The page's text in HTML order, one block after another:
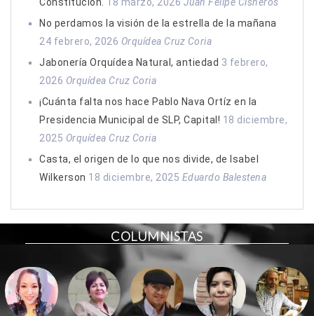
No perdamos la visión de la estrella de la mañana
24 febrero, 2026 Orquídea Cruz Coria
Jabonería Orquídea Natural, antiedad 3 febrero,
2026 Orquídea Cruz Coria
¡Cuánta falta nos hace Pablo Nava Ortíz en la
Presidencia Municipal de SLP, Capital! 18 diciembre,
2025 Orquídea Cruz Coria
Casta, el origen de lo que nos divide, de Isabel
Wilkerson 18 diciembre, 2025 Eduardo Balestena
COLUMNISTAS